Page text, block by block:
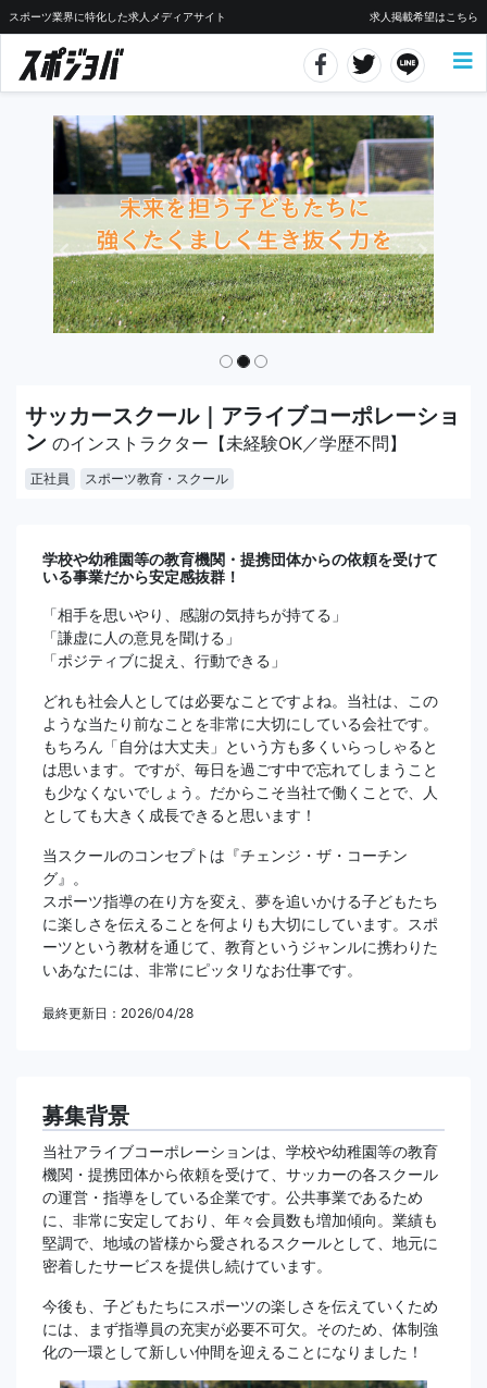
スポーツ業界に特化した求人メディアサイト 求人掲載希望はこちら
サッカースクール｜アライブコーポレーショ
ン のインストラクター【未経験OK／学歴不問】
正社員 スポーツ教育・スクール
学校や幼稚園等の教育機関・提携団体からの依頼を受けて
いる事業だから安定感抜群！
「相手を思いやり、感謝の気持ちが持てる」
「謙虚に人の意見を聞ける」
「ポジティブに捉え、行動できる」
どれも社会人としては必要なことですよね。当社は、この
ような当たり前なことを非常に大切にしている会社です。
もちろん「自分は大丈夫」という方も多くいらっしゃると
は思います。ですが、毎日を過ごす中で忘れてしまうこと
も少なくないでしょう。だからこそ当社で働くことで、人
としても大きく成長できると思います！
当スクールのコンセプトは『チェンジ・ザ・コーチン
グ』。
スポーツ指導の在り方を変え、夢を追いかける子どもたち
に楽しさを伝えることを何よりも大切にしています。スポ
ーツという教材を通じて、教育というジャンルに携わりた
いあなたには、非常にピッタリなお仕事です。
最終更新日：2026/04/28
募集背景
当社アライブコーポレーションは、学校や幼稚園等の教育
機関・提携団体から依頼を受けて、サッカーの各スクール
の運営・指導をしている企業です。公共事業であるため
に、非常に安定しており、年々会員数も増加傾向。業績も
堅調で、地域の皆様から愛されるスクールとして、地元に
密着したサービスを提供し続けています。
今後も、子どもたちにスポーツの楽しさを伝えていくため
には、まず指導員の充実が必要不可欠。そのため、体制強
化の一環として新しい仲間を迎えることになりました！